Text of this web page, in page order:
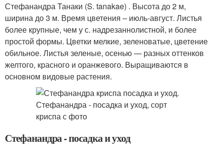
Стефанандра Танаки (S. tanakae) . Высота до 2 м,
ширина до 3 м. Время цветения – июль-август. Листья
более крупные, чем у с. надрезаннолистной, и более
простой формы. Цветки мелкие, зеленоватые, цветение
обильное. Листья зеленые, осенью — разных оттенков
желтого, красного и оранжевого. Выращиваются в
основном видовые растения.
Стефанандра - посадка и уход